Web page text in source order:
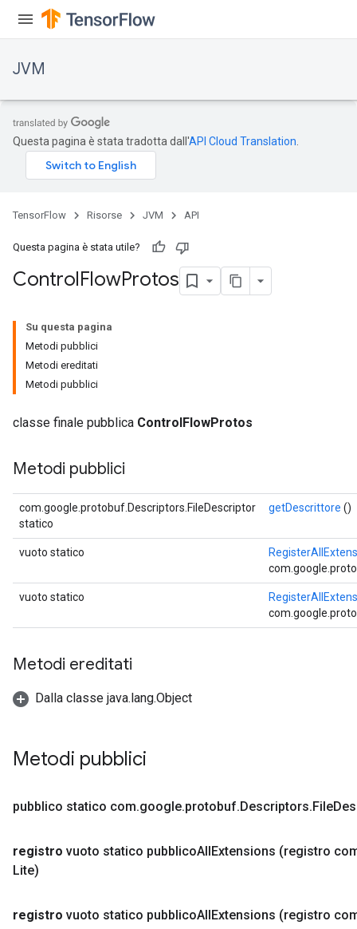
JVM
Questa pagina è stata tradotta dall'API Cloud Translation
TensorFlow Risorse JVM API
Questa pagina è stata utile?
ControlFlowProtos
Su questa pagina
Metodi pubblici
Metodi ereditati
Metodi pubblici
classe finale pubblica ControlFlowProtos
Metodi pubblici
com.google.protobuf.Descriptors.FileDescriptor
statico
getDescrittore ()
vuoto statico
vuoto statico
Metodi ereditati
Dalla classe java.lang.Object
Metodi pubblici
pubblico statico com.google.protobuf.Descriptors.File
registro vuoto statico pubblicoAllExtensions (registro
Lite)
registro vuoto statico pubblicoAllExtensions (registro